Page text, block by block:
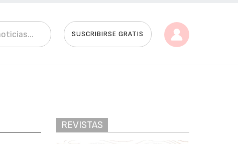
SUSCRIBIRSE GRATIS
REVISTAS